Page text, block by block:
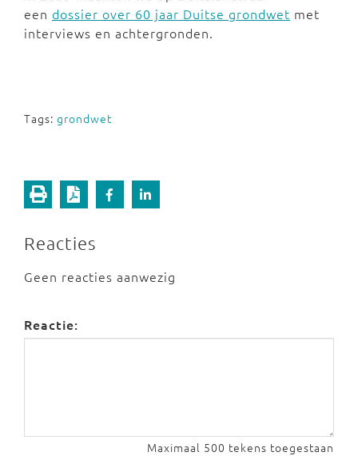
een dossier over 60 jaar Duitse grondwet met
interviews en achtergronden.
Tags: grondwet
Reacties
Geen reacties aanwezig
Reactie:
Maximaal 500 tekens toegestaan